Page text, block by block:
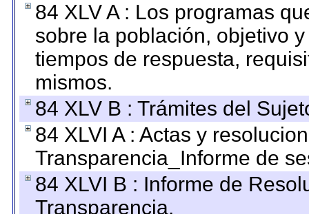
84 XLV A : Los programas
sobre la población, objetivo
tiempos de respuesta,
mismos.
84 XLV B : Trámites del
84 XLVI A : Actas y
Transparencia_Informe de
84 XLVI B : Informe de
Transparencia.